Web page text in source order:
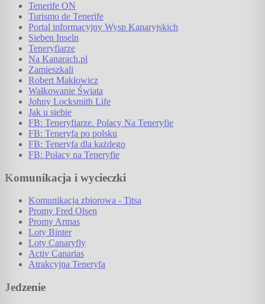
Tenerife ON
Turismo de Tenerife
Portal informacyjny Wysp Kanaryjskich
Sieben Inseln
Teneryfiarze
Na Kanarach.pl
Zamieszkali
Robert Makłowicz
Wałkowanie Świata
Johny Locksmith Life
Jak u siebie
FB: Teneryfiarze. Polacy Na Teneryfie
FB: Teneryfa po polsku
FB: Teneryfa dla każdego
FB: Polacy na Teneryfie
Komunikacja i wycieczki
Komunikacja zbiorowa - Titsa
Promy Fred Olsen
Promy Armas
Loty Binter
Loty Canaryfly
Activ Canarias
Atrakcyjna Teneryfa
Jedzenie